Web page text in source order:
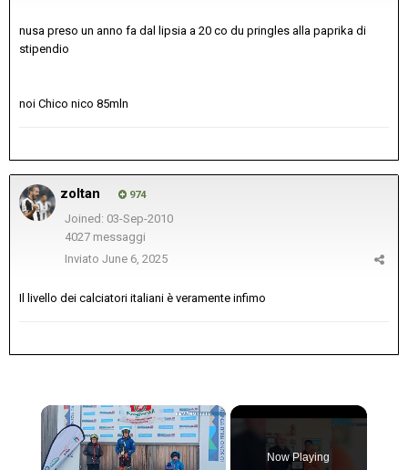
nusa preso un anno fa dal lipsia a 20 co du pringles alla paprika di
stipendio
noi Chico nico 85mln
zoltan 974
Joined: 03-Sep-2010
4027 messaggi
Inviato June 6, 2025
Il livello dei calciatori italiani è veramente infimo
×
Now Playing